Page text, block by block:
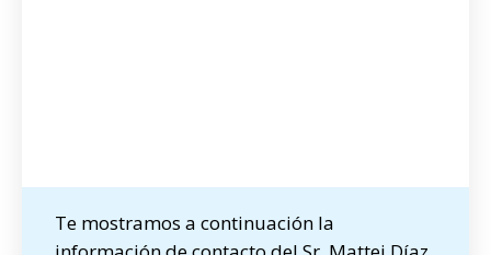
Te mostramos a continuación la